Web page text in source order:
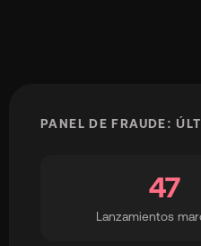
PANEL DE FRAUDE:
47
Lanzamientos